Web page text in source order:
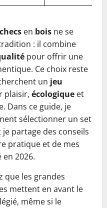
en bois ne se
: il combine
pour offrir une
Ce choix reste
un jeu
plaisir, écologique et
Dans ce guide, je
sélectionner un set
partage des conseils
pratique et de mes
2026.
que les grandes
mettent en avant le
même si le